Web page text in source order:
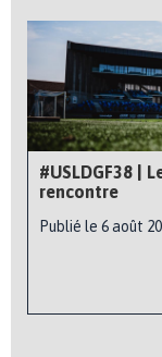
#USLDGF38 |
rencontre
Publié le 6 août